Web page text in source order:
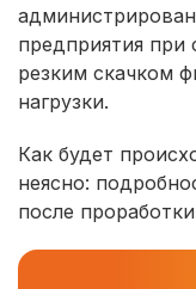
предприятия при
резким скачком
нагрузки.
Как будет
неясно:
после